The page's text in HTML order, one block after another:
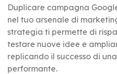
Duplicare campagna
nel tuo arsenale di
strategia ti permette di
testare nuove idee e
replicando il successo di
performante.